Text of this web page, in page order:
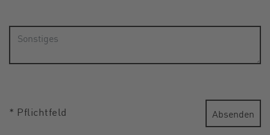
* Pflichtfeld Absenden